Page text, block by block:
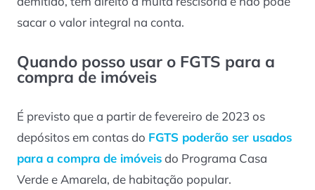
sacar o valor integral na conta.
Quando posso usar o FGTS para a
compra de imóveis
É previsto que a partir de fevereiro de 2023 os
depósitos em contas do FGTS poderão ser usados
para a compra de imóveisdo Programa Casa
Verde e Amarela, de habitação popular.